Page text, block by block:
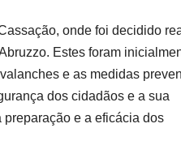
onde foi decidido
Estes foram
e as medidas
dos cidadãos e a sua
e a eficácia dos